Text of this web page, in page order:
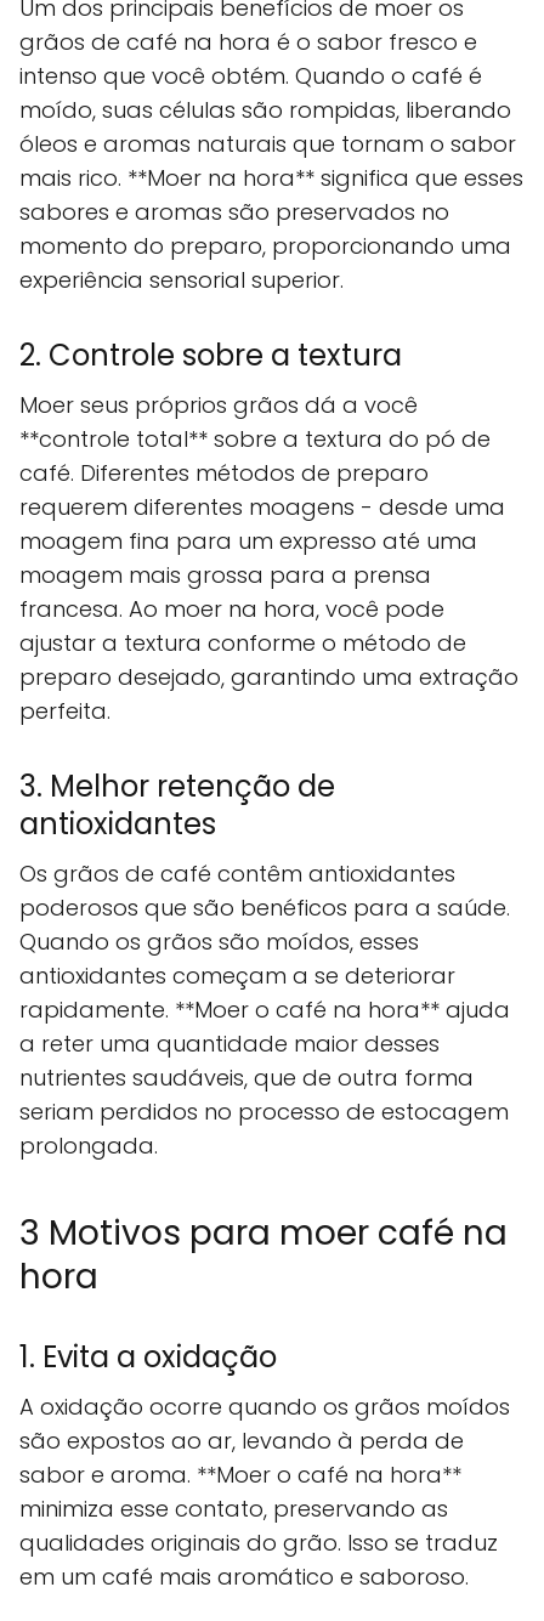
Um dos principais benefícios de moer os
grãos de café na hora é o sabor fresco e
intenso que você obtém. Quando o café é
moído, suas células são rompidas, liberando
óleos e aromas naturais que tornam o sabor
mais rico. **Moer na hora** significa que esses
sabores e aromas são preservados no
momento do preparo, proporcionando uma
experiência sensorial superior.
2. Controle sobre a textura
Moer seus próprios grãos dá a você
**controle total** sobre a textura do pó de
café. Diferentes métodos de preparo
requerem diferentes moagens - desde uma
moagem fina para um expresso até uma
moagem mais grossa para a prensa
francesa. Ao moer na hora, você pode
ajustar a textura conforme o método de
preparo desejado, garantindo uma extração
perfeita.
3. Melhor retenção de
antioxidantes
Os grãos de café contêm antioxidantes
poderosos que são benéficos para a saúde.
Quando os grãos são moídos, esses
antioxidantes começam a se deteriorar
rapidamente. **Moer o café na hora** ajuda
a reter uma quantidade maior desses
nutrientes saudáveis, que de outra forma
seriam perdidos no processo de estocagem
prolongada.
3 Motivos para moer café na
hora
1. Evita a oxidação
A oxidação ocorre quando os grãos moídos
são expostos ao ar, levando à perda de
sabor e aroma. **Moer o café na hora**
minimiza esse contato, preservando as
qualidades originais do grão. Isso se traduz
em um café mais aromático e saboroso.